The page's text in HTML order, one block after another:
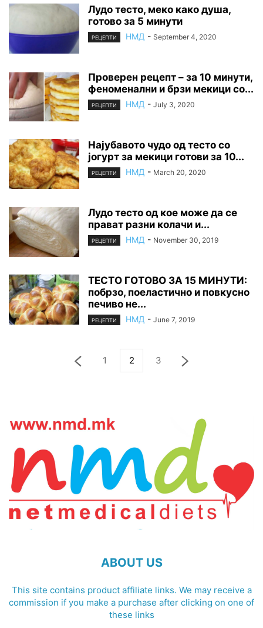
Лудо тесто, меко како душа,
готово за 5 минути
РЕЦЕПТИ НМД - September 4, 2020
Проверен рецепт – за 10 минути,
феноменални и брзи мекици со...
РЕЦЕПТИ НМД - July 3, 2020
Најубавото чудо од тесто со
јогурт за мекици готови за 10...
РЕЦЕПТИ НМД - March 20, 2020
Лудо тесто од кое може да се
прават разни колачи и...
РЕЦЕПТИ НМД - November 30, 2019
ТEСТO ГOТOВO ЗА 15 МИНУТИ:
побрзо, поеластично и повкусно
печиво не...
РЕЦЕПТИ НМД - June 7, 2019
1 2 3
ABOUT US
This site contains product affiliate links. We may receive a
commission if you make a purchase after clicking on one of
these links